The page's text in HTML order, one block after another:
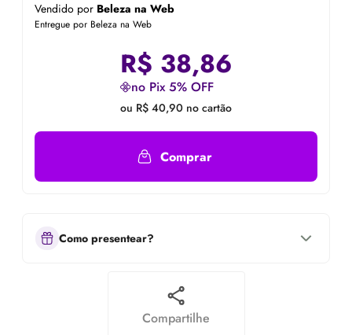
Vendido por Beleza na Web
Entregue por Beleza na Web
R$ 38,86
no Pix 5% OFF
ou R$ 40,90 no cartão
Comprar
Como presentear?
Compartilhe